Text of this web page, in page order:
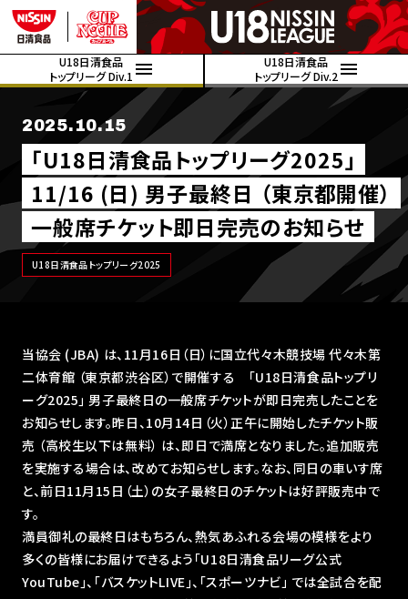
U18日清食品
トップリーグ Div.1
U18日清食品
トップリーグ Div.2
2025.10.15
｢U18日清食品トップリーグ2025｣
11/16 (日) 男子最終日 （東京都開催）
一般席チケット即日完売のお知らせ
U18日清食品トップリーグ2025
当協会 (JBA) は、11月16日（日）に国立代々木競技場 代々木第
二体育館 （東京都渋谷区）で開催する ｢U18日清食品トップリ
ーグ2025｣ 男子最終日の一般席チケットが即日完売したことを
お知らせします。昨日、10月14日（火）正午に開始したチケット販
売 （高校生以下は無料） は、即日で満席となりました。追加販売
を実施する場合は、改めてお知らせします。なお、同日の車いす席
と、前日11月15日（土）の女子最終日のチケットは好評販売中で
す。
満員御礼の最終日はもちろん、熱気あふれる会場の模様をより
多くの皆様にお届けできるよう｢U18日清食品リーグ公式
YouTube｣、｢バスケットLIVE｣、「スポーツナビ」 では全試合を配